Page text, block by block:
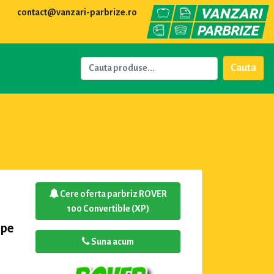
contact@vanzari-parbrize.ro
Cauta
Cere oferta parbriz ROVER
100 Convertible (XP)
Suna acum